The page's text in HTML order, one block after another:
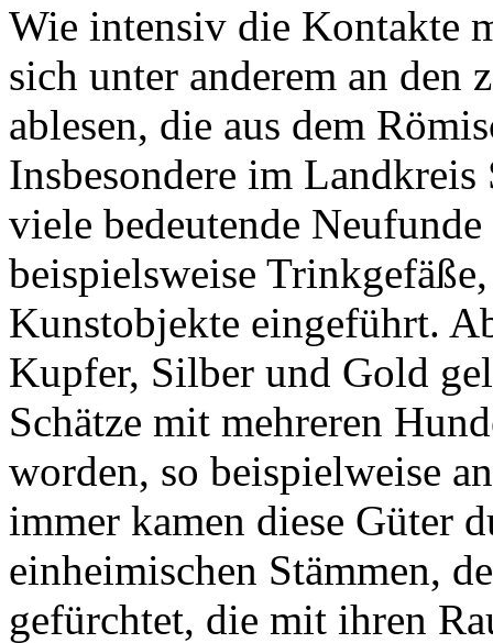
Wie intensiv die Kontakte
sich unter anderem an den
ablesen, die aus dem
Insbesondere im
viele bedeutende
beispielsweise
Kunstobjekte eingeführt.
Kupfer, Silber und Gold
Schätze mit mehreren
worden, so beispielweise
immer kamen diese Güter
einheimischen Stämmen,
gefürchtet, die mit ihren